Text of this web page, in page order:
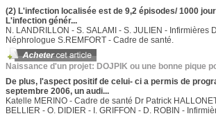
(2) L'infection localisée est de 9,2 épisodes/ 1000
L'infection génér...
N. LANDRILLON - S. SALAMI - S. JULIEN - Infirmières
Néphrologue S.REMFORT - Cadre de santé.
Naissance d'un projet: DOJPIK ou une bonne pique
De plus, l'aspect positif de celui- ci a permis de
septembre 2006, un audi...
Katelle MERINO - Cadre de santé Dr Patrick
BELLIER - O. DIDIER - I. GRIFFON - D. ROBIN -